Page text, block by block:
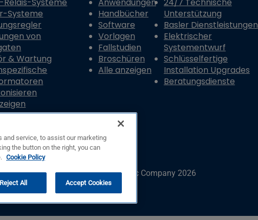
Relais-Systeme
Systeme
von
& Wartung
Anwendungen
Handbücher
Software
Vorlagen
Fallstudien
Broschüren
Alle anzeigen
24/7 Technische
Unterstützung
Basler Dienstleistungen
Elektrischer
Systementwurf
Schlüsselfertige
Installation Upgrades
Beratungsdienste
© Copyright © Basler Electric Company 2026
and service, to assist our marketing
the button on the right, you can
Cookie Policy
Reject All Accept Cookies